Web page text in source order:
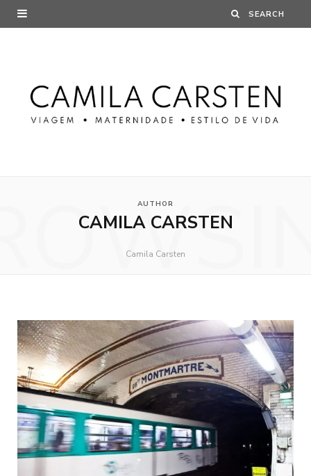
AUTHOR
CAMILA CARSTEN
Camila Carsten